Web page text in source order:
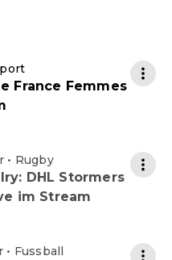
France Femmes
• Rugby
DHL Stormers
im Stream
• Fussball